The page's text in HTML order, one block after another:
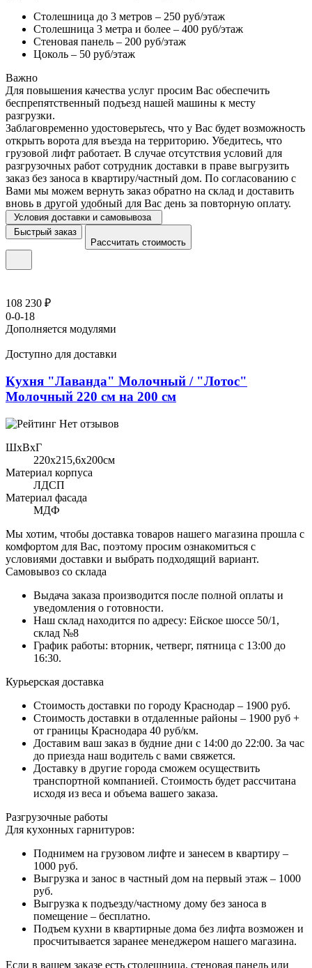
Столешница до 3 метров – 250 руб/этаж
Столешница 3 метра и более – 400 руб/этаж
Стеновая панель – 200 руб/этаж
Цоколь – 50 руб/этаж
Важно
Для повышения качества услуг просим Вас обеспечить
беспрепятственный подъезд нашей машины к месту
разгрузки.
Заблаговременно удостоверьтесь, что у Вас будет возможность
открыть ворота для въезда на территорию. Убедитесь, что
грузовой лифт работает. В случае отсутствия условий для
разгрузочных работ сотрудник доставки в праве выгрузить
заказ без заноса в квартиру/частный дом. По согласованию с
Вами мы можем вернуть заказ обратно на склад и доставить
вновь в другой удобный для Вас день за повторную оплату.
Условия доставки и самовывоза
Быстрый заказ
Рассчитать стоимость
108 230 ₽
0-0-18
Дополняется модулями
Доступно для доставки
Кухня "Лаванда" Молочный / "Лотос"
Молочный 220 см на 200 см
Нет отзывов
ШхВхГ
220x215,6х200см
Материал корпуса
ЛДСП
Материал фасада
МДФ
Мы хотим, чтобы доставка товаров нашего магазина прошла с
комфортом для Вас, поэтому просим ознакомиться с
условиями доставки и выбрать подходящий вариант.
Самовывоз со склада
Выдача заказа производится после полной оплаты и
уведомления о готовности.
Наш склад находится по адресу: Ейское шоссе 50/1,
склад №8
График работы: вторник, четверг, пятница с 13:00 до
16:30.
Курьерская доставка
Стоимость доставки по городу Краснодар – 1900 руб.
Стоимость доставки в отдаленные районы – 1900 руб +
от границы Краснодара 40 руб/км.
Доставим ваш заказ в будние дни с 14:00 до 22:00. За час
до приезда наш водитель с вами свяжется.
Доставку в другие города сможем осуществить
транспортной компанией. Стоимость будет рассчитана
исходя из веса и объема вашего заказа.
Разгрузочные работы
Для кухонных гарнитуров:
Поднимем на грузовом лифте и занесем в квартиру –
1000 руб.
Выгрузка и занос в частный дом на первый этаж – 1000
руб.
Выгрузка к подъезду/частному дому без заноса в
помещение – бесплатно.
Подъем кухни в квартирные дома без лифта возможен и
просчитывается заранее менеджером нашего магазина.
Если в вашем заказе есть столешница, стеновая панель или